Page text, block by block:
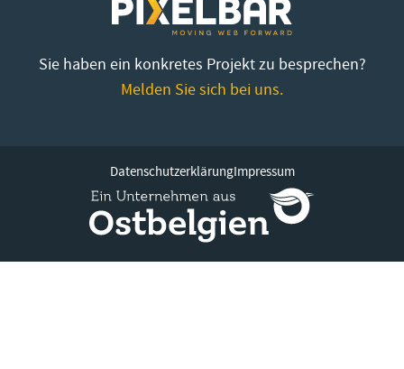
Sie haben ein konkretes Projekt zu besprechen?
Melden Sie sich bei uns.
DatenschutzerklärungImpressum